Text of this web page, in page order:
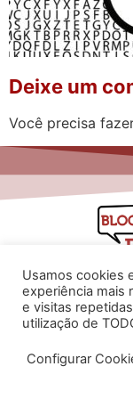
Deixe um
Você precisa
©
Usamos cookies
experiência mais
e visitas
utilização de
Configurar